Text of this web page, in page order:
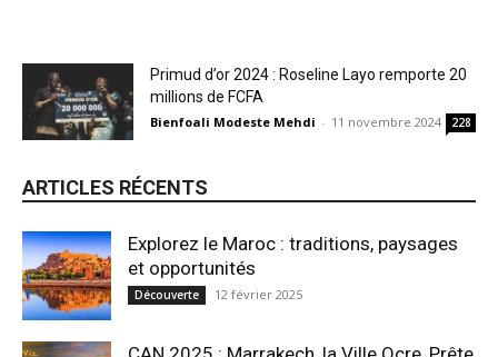
Primud d’or 2024 : Roseline Layo remporte 20
millions de FCFA
Bienfoali Modeste Mehdi - 11 novembre 2024 228
ARTICLES RÉCENTS
Explorez le Maroc : traditions, paysages
et opportunités
Découverte 12 février 2025